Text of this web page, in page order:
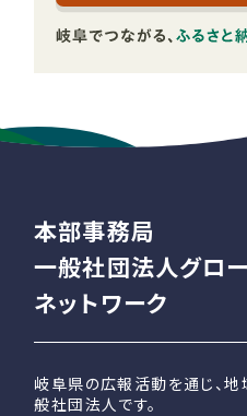
本部事務局
一般社団法人グロー
ネットワーク
岐阜県の広報活動を通じ、
般社団法人です。